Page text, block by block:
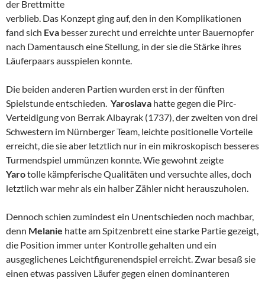
der Brettmitte
verblieb. Das Konzept ging auf, den in den Komplikationen
fand sich Eva besser zurecht und erreichte unter Bauernopfer
nach Damentausch eine Stellung, in der sie die Stärke ihres
Läuferpaars ausspielen konnte.
Die beiden anderen Partien wurden erst in der fünften
Spielstunde entschieden. Yaroslava hatte gegen die Pirc-
Verteidigung von Berrak Albayrak (1737), der zweiten von drei
Schwestern im Nürnberger Team, leichte positionelle Vorteile
erreicht, die sie aber letztlich nur in ein mikroskopisch besseres
Turmendspiel ummünzen konnte. Wie gewohnt zeigte
Yarotolle kämpferische Qualitäten und versuchte alles, doch
letztlich war mehr als ein halber Zähler nicht herauszuholen.
Dennoch schien zumindest ein Unentschieden noch machbar,
denn Melanie hatte am Spitzenbrett eine starke Partie gezeigt,
die Position immer unter Kontrolle gehalten und ein
ausgeglichenes Leichtfigurenendspiel erreicht. Zwar besaß sie
einen etwas passiven Läufer gegen einen dominanteren